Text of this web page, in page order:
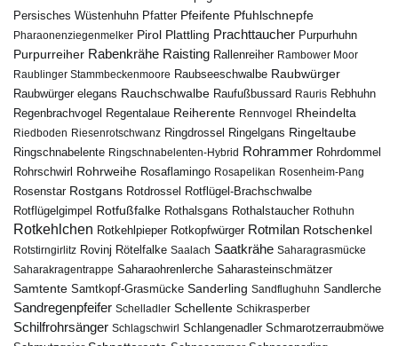
Persisches Wüstenhuhn Pfatter Pfeifente Pfuhlschnepfe
Pharaonenziegenmelker Pirol Plattling Prachttaucher Purpurhuhn
Purpurreiher Rabenkrähe Raisting Rallenreiher Rambower Moor
Raublinger Stammbeckenmoore Raubseeschwalbe Raubwürger
Raubwürger elegans Rauchschwalbe Raufußbussard Rauris Rebhuhn
Regenbrachvogel Regentalaue Reiherente Rennvogel Rheindelta
Riedboden Riesenrotschwanz Ringdrossel Ringelgans Ringeltaube
Ringschnabelente Ringschnabelenten-Hybrid Rohrammer Rohrdommel
Rohrschwirl Rohrweihe Rosaflamingo Rosapelikan Rosenheim-Pang
Rosenstar Rostgans Rotdrossel
Rotflügel-Brachschwalbe
Rotflügelgimpel Rotfußfalke Rothalsgans Rothalstaucher Rothuhn
Rotkehlchen Rotkehlpieper Rotkopfwürger Rotmilan Rotschenkel
Rotstirngirlitz Rovinj Rötelfalke Saalach Saatkrähe Saharagrasmücke
Saharakragentrappe Saharaohrenlerche Saharasteinschmätzer
Samtente Samtkopf-Grasmücke Sanderling Sandflughuhn Sandlerche
Sandregenpfeifer Schelladler Schellente Schikrasperber
Schilfrohrsänger Schlagschwirl Schlangenadler Schmarotzerraubmöwe